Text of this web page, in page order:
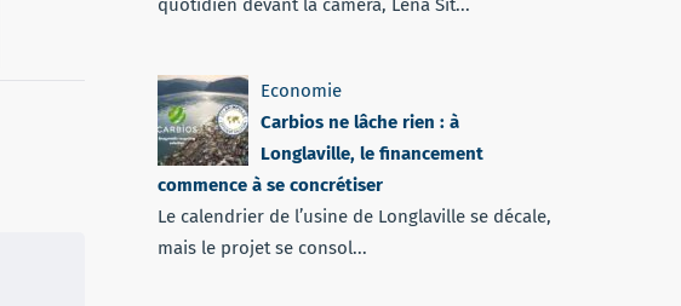
quotidien devant la caméra, Léna Sit...
Economie
Carbios ne lâche rien : à
Longlaville, le financement
commence à se concrétiser
Le calendrier de l’usine de Longlaville se décale,
mais le projet se consol...